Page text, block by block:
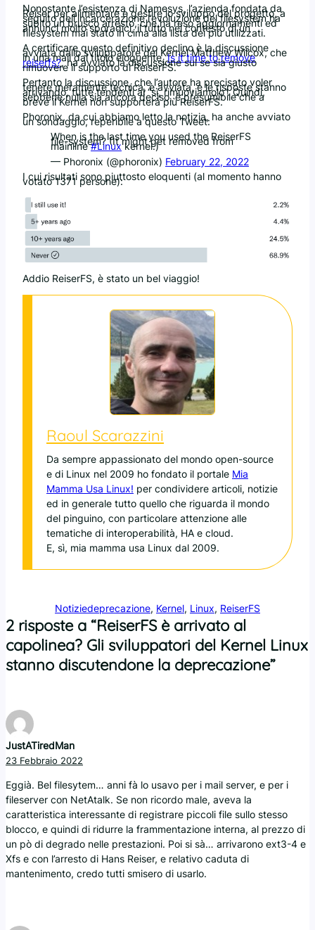
Nonostante l’esistenza di Namesys, l’azienda fondata da
Reiser per alimentare e gestire lo sviluppo del progetto, a
seguito dell’incarcerazione l’evoluzione del filesystem ha
subito un brusco arresto, che ha reso aggiornamenti ed
annunci molto sporadici, il tutto nel contesto di un
filesystem mai stato in cima alla lista dei più utilizzati.
A certificare questo definitivo declino è la discussione
avviata dallo sviluppatore del Kernel Matthew Wilcox, che
in una mail dal titolo eloquente,Is it time to remove
reiserfs?, ha avviato la discussione sul se sia giusto
rimuovere il supporto di ReiserFS.
Pertanto la discussione, che l’autore ha precisato voler
tenere meramente tecnica, è avviata, e le risposte stanno
arrivando, tutte tendenti al “sì, rimuoviamolo”. Quindi,
sebbene nulla sia ancora deciso, è presumibile che a
breve il Kernel non supporterà più ReiserFS.
Phoronix, da cui abbiamo letto la notizia, ha anche avviato
un sondaggio, reperibile a questo Tweet:
When is the last time you used the ReiserFS
file-system? (It might get removed from
mainline#Linuxkernel.)
— Phoronix (@phoronix) February 22, 2022
I cui risultati sono piuttosto eloquenti (al momento hanno
votato 1371 persone):
Addio ReiserFS, è stato un bel viaggio!
Raoul Scarazzini
Da sempre appassionato del mondo open-source
e di Linux nel 2009 ho fondato il portale Mia
Mamma Usa Linux! per condividere articoli, notizie
ed in generale tutto quello che riguarda il mondo
del pinguino, con particolare attenzione alle
tematiche di interoperabilità, HA e cloud.
E, sì, mia mamma usa Linux dal 2009.
Notiziedeprecazione, Kernel, Linux, ReiserFS
2 risposte a “ReiserFS è arrivato al
capolinea? Gli sviluppatori del Kernel Linux
stanno discutendone la deprecazione”
JustATiredMan
23 Febbraio 2022
Eggià. Bel filesytem… anni fà lo usavo per i mail server, e per i
fileserver con NetAtalk. Se non ricordo male, aveva la
caratteristica interessante di registrare piccoli file sullo stesso
blocco, e quindi di ridurre la frammentazione interna, al prezzo di
un pò di degrado nelle prestazioni. Poi si sà… arrivarono ext3-4 e
Xfs e con l’arresto di Hans Reiser, e relativo caduta di
mantenimento, credo tutti smisero di usarlo.